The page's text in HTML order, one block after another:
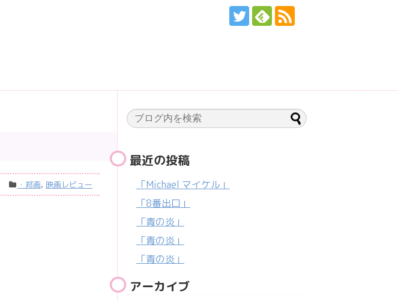
・邦画, 映画レビュー
最近の投稿
「Michael マイケル」
「8番出口」
「青の炎」
「青の炎」
「青の炎」
アーカイブ